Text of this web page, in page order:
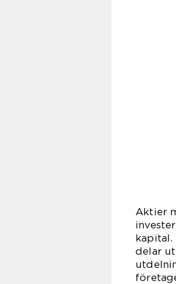
Aktier
kapital.
delar